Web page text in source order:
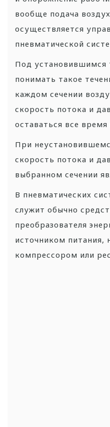
вообще подача
осуществляется
пневматической
Под установившимся
понимать такое
каждом сечении
скорость потока и
оставаться все
При
скорость потока и
выбранном сечении
В пневматических
служит обычно
преобразователя
источником питания,
компрессором или